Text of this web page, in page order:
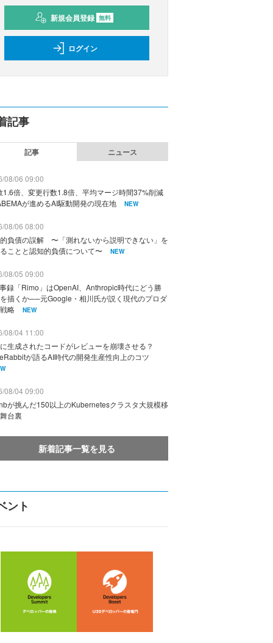
新規会員登録 無料
ログイン
記事
記事 ニュース
08/06 09:00
1.6倍、変更行数1.8倍、平均マージ時間37%削減
が進めるAI駆動開発の現在地
NEW
08/06 08:00
負債の誤解 〜「測れないから説明できない」を
ことと認知的負債について〜
NEW
08/05 09:00
録「Rimo」はOpenAI、Anthropic時代にどう勝
描くか──元Google・相川氏が説く現代のプロダ
略
NEW
08/04 11:00
生成されたコードがレビューを崩壊させる？
が語るAI時代の開発生産性向上のコツ
08/04 09:00
が挑んだ150以上のKubernetesクラスタ大規模移
台裏
新着記事一覧を見る
ント